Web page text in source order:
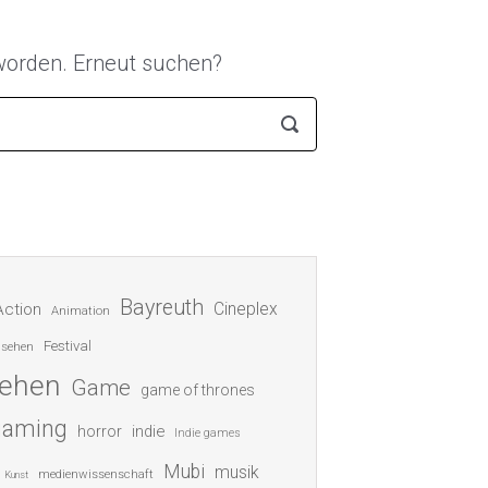
Erneut suchen?
Animation Bayreuth Cineplex
Festival
Game game of thrones
horror indie Indie games
Kunst medienwissenschaft Mubi musik